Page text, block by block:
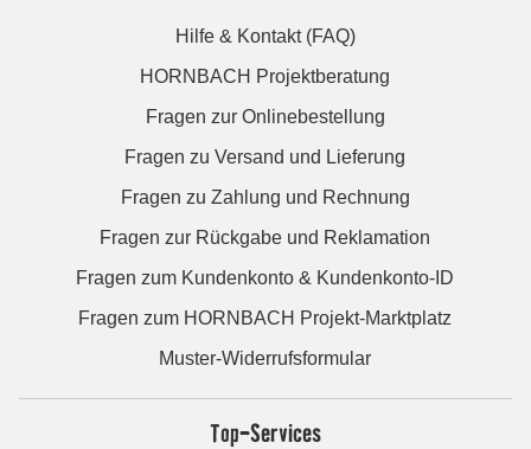
Hilfe & Kontakt (FAQ)
HORNBACH Projektberatung
Fragen zur Onlinebestellung
Fragen zu Versand und Lieferung
Fragen zu Zahlung und Rechnung
Fragen zur Rückgabe und Reklamation
Fragen zum Kundenkonto & Kundenkonto-ID
Fragen zum HORNBACH Projekt-Marktplatz
Muster-Widerrufsformular
Top-Services